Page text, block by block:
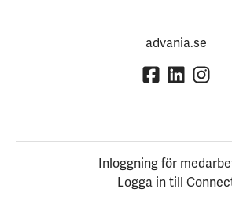
advania.se
Inloggning för
Logga in till